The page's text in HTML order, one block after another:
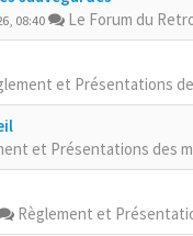
08:40 Le Forum du
et Présentations
et Présentations des
Règlement et